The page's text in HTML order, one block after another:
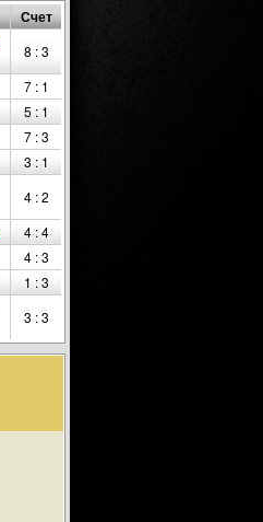
Счет
8 : 3
7 : 1
5 : 1
7 : 3
3 : 1
4 : 2
4 : 4
4 : 3
1 : 3
3 : 3